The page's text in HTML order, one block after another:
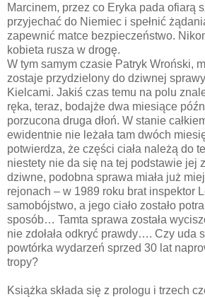
Marcinem, przez co Eryka pada ofiarą
przyjechać do Niemiec i spełnić
zapewnić matce bezpieczeństwo.
kobieta rusza w drogę.
W tym samym czasie Patryk Wroński,
zostaje przydzielony do dziwnej
Kielcami. Jakiś czas temu na polu
ręka, teraz, bodajże dwa miesiące
porzucona druga dłoń. W stanie
ewidentnie nie leżała tam dwóch
potwierdza, że części ciała należą do
niestety nie da się na tej podstawie jej
dziwne, podobna sprawa miała już
rejonach – w 1989 roku brat inspektor
samobójstwo, a jego ciało zostało
sposób… Tamta sprawa została
nie zdołała odkryć prawdy…. Czy uda
powtórka wydarzeń sprzed 30 lat
tropy?
Książka składa się z prologu i trzech